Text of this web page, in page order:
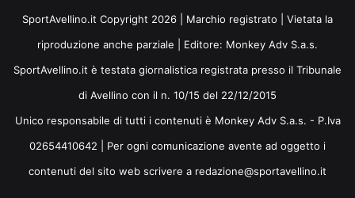
SportAvellino.it Copyright 2026 | Marchio registrato | Vietata la
riproduzione anche parziale | Editore: Monkey Adv S.a.s.
SportAvellino.it è testata giornalistica registrata presso il Tribunale
di Avellino con il n. 10/15 del 22/12/2015
Unico responsabile di tutti i contenuti è Monkey Adv S.a.s. - P.Iva
02654410642 | Per ogni comunicazione avente ad oggetto i
contenuti del sito web scrivere a redazione@sportavellino.it